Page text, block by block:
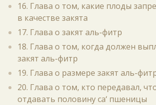
16. Глава о том, какие плоды
в качестве закята
17. Глава о закят аль-фитр
18. Глава о том, когда должен
закят аль-фитр
19. Глава о размере закят аль-
20. Глава о том, кто передавал,
отдавать половину са‘ пшеницы